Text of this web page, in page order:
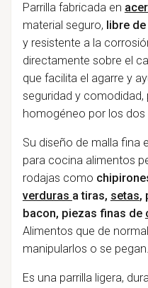
Parrilla fabricada en
material seguro, libre de
y resistente a la
directamente sobre el
que facilita el agarre y
seguridad y
homogéneo por los dos
Su diseño de malla fina
para cocina alimentos
rodajas como
verduras a tiras, setas,
bacon, piezas finas de
Alimentos que de
manipularlos o se pegan.
Es una parrilla ligera,